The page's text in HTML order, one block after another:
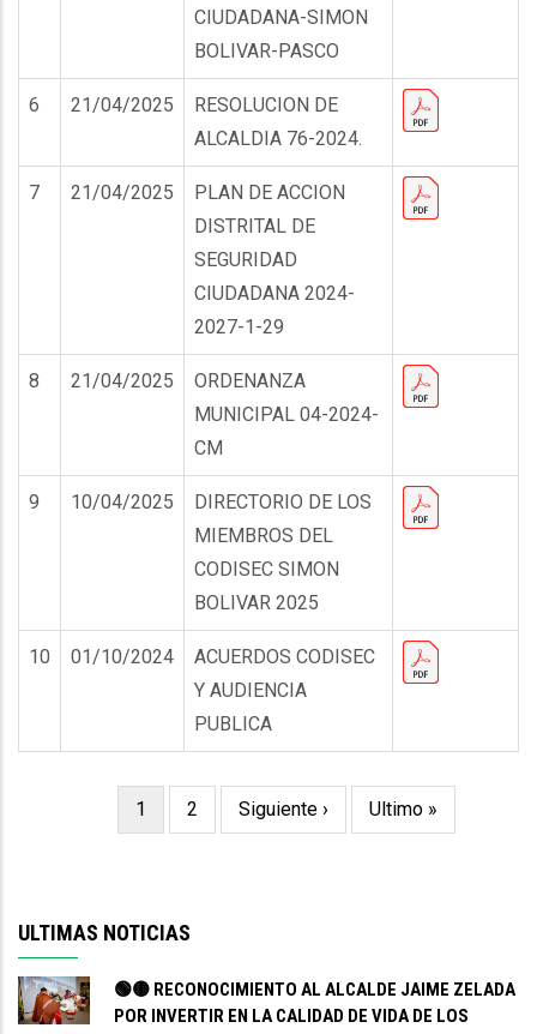
CIUDADANA-SIMON
BOLIVAR-PASCO
6 21/04/2025
RESOLUCION DE
ALCALDIA 76-2024.
7 21/04/2025
PLAN DE ACCION
DISTRITAL DE
SEGURIDAD
CIUDADANA 2024-
2027-1-29
8 21/04/2025
ORDENANZA
MUNICIPAL 04-2024-
CM
9 10/04/2025
DIRECTORIO DE LOS
MIEMBROS DEL
CODISEC SIMON
BOLIVAR 2025
10 01/10/2024
ACUERDOS CODISEC
Y AUDIENCIA
PUBLICA
Página
1 Page
2
Siguiente
Siguiente ›
Última
Ultimo »
ULTIMAS NOTICIAS
🟢🟡 RECONOCIMIENTO AL ALCALDE JAIME ZELADA
POR INVERTIR EN LA CALIDAD DE VIDA DE LOS